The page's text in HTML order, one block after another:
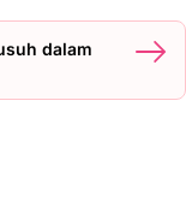
dalam